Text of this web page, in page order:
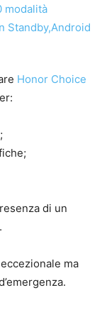
Honor Choice
di un
ma